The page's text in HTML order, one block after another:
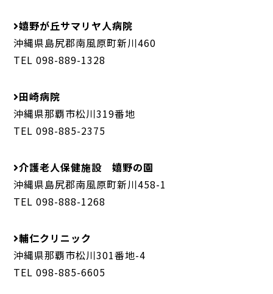
嬉野が丘サマリヤ人病院
沖縄県島尻郡南風原町新川460
TEL 098-889-1328
田崎病院
沖縄県那覇市松川319番地
TEL 098-885-2375
介護老人保健施設 嬉野の園
沖縄県島尻郡南風原町新川458-1
TEL 098-888-1268
輔仁クリニック
沖縄県那覇市松川301番地-4
TEL 098-885-6605